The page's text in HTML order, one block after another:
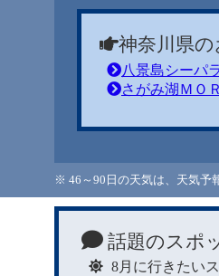
神奈川県
八景島シーパ
さがみ湖ＭＯ
※ 46～90日の天気は、天気予
話題のスポ
8月に行きたい